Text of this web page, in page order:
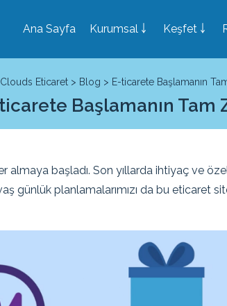
Ana Sayfa Kurumsal ￬ Keşfet ￬
Clouds Eticaret> Blog > E-ticarete Başlamanın
Başlamanın Tam
almaya başladı. Son yıllarda ihtiyaç ve
günlük planlamalarımızı da bu eticaret